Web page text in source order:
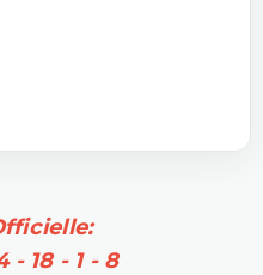
- 18 - 1 - 8